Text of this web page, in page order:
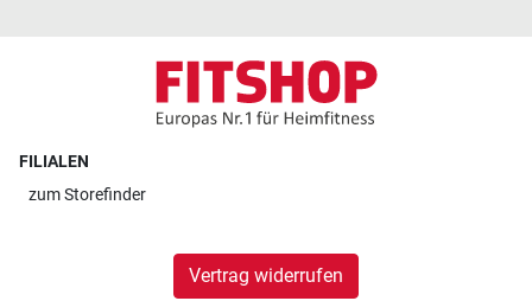
FILIALEN
zumStorefinder
Vertrag widerrufen